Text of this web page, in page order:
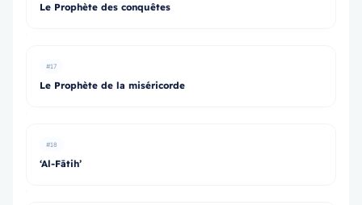
Le Prophète des conquêtes
#17
Le Prophète de la miséricorde
#18
‘Al-Fātih’